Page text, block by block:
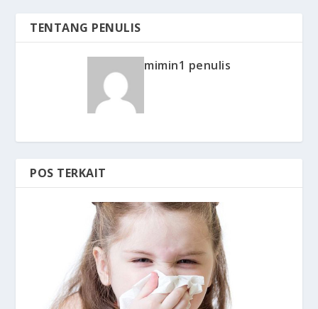
TENTANG PENULIS
mimin1 penulis
POS TERKAIT